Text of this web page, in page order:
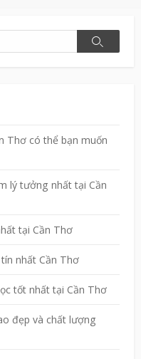
Search
Thơ có thể bạn muốn
lý tưởng nhất tại Cần
tại Cần Thơ
nhất Cần Thơ
tốt nhất tại Cần Thơ
đẹp và chất lượng